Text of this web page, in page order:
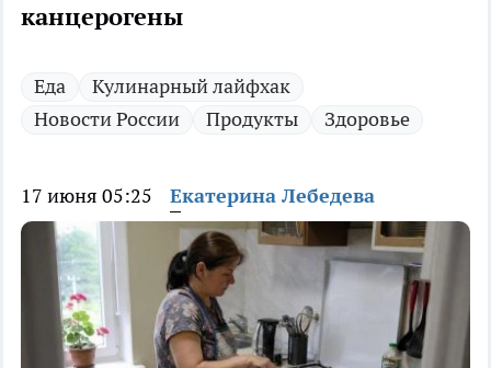
канцерогены
Еда
Кулинарный лайфхак
Новости России
Продукты Здоровье
17 июня 05:25 Екатерина Лебедева